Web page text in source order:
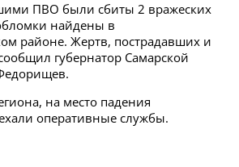
ПВО были сбиты 2 вражеских
найдены в
районе. Жертв, пострадавших и
губернатор Самарской
на место падения
оперативные службы.